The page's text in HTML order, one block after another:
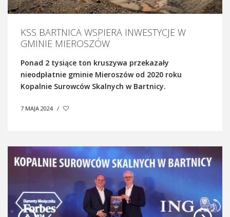
KSS BARTNICA WSPIERA INWESTYCJE W
GMINIE MIEROSZÓW
Ponad 2 tysiące ton kruszywa przekazały
nieodpłatnie gminie Mieroszów od 2020 roku
Kopalnie Surowców Skalnych w Bartnicy.
7 MAJA 2024 /